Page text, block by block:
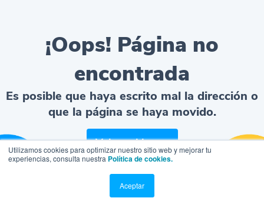
Utilizamos cookies para optimizar nuestro sitio web y mejorar tu
experiencias, consulta nuestra Política de cookies.
Aceptar
¡Oops! Página no
encontrada
Es posible que haya escrito mal la dirección o
que la página se haya movido.
Volver al home